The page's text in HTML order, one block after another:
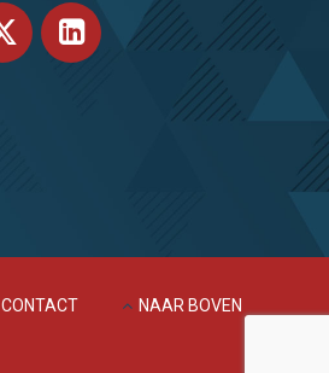
CONTACT NAAR BOVEN